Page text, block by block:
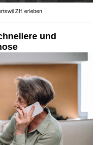
ZH erleben
und